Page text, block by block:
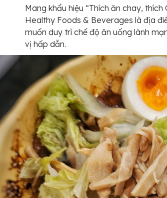
Mang khẩu hiệu “Thích ăn chay,
Healthy Foods & Beverages là địa
muốn duy trì chế độ ăn uống lành
vị hấp dẫn.